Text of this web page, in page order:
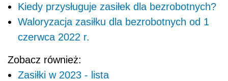
Kiedy przysługuje zasiłek dla bezrobotnych?
Waloryzacja zasiłku dla bezrobotnych od 1
czerwca 2022 r.
Zobacz również:
Zasiłki w 2023 - lista